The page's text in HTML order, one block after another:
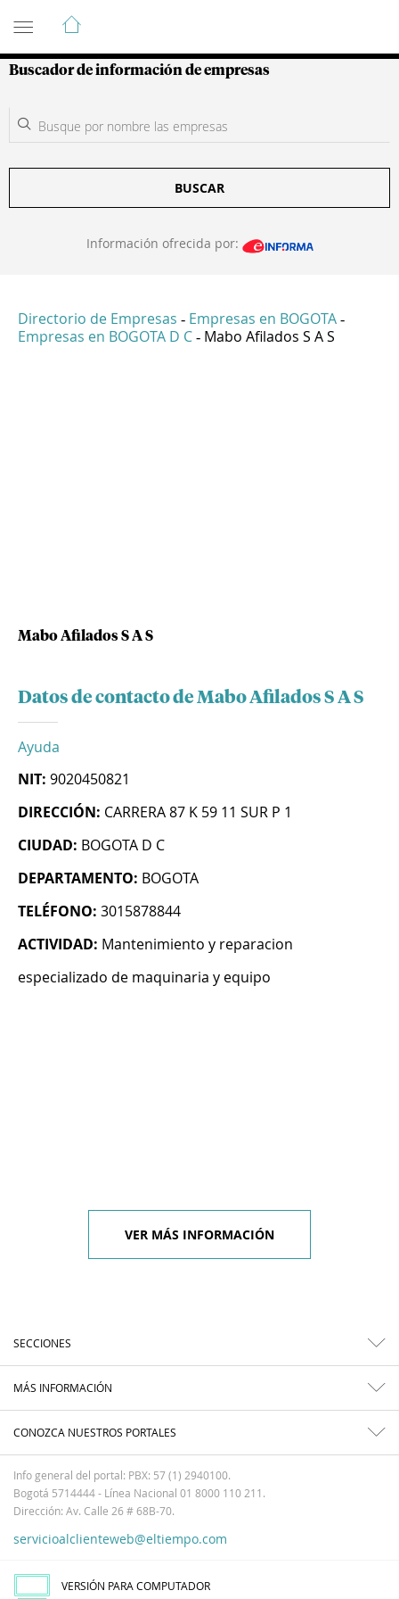
Guía de Empresas Colombianas
Buscador de información de empresas
BUSCAR
Información ofrecida por:
Directorio de Empresas - Empresas en BOGOTA -
Empresas en BOGOTA D C - Mabo Afilados S A S
Mabo Afilados S A S
Datos de contacto de Mabo Afilados S A S
Ayuda
NIT: 9020450821
DIRECCIÓN: CARRERA 87 K 59 11 SUR P 1
CIUDAD: BOGOTA D C
DEPARTAMENTO: BOGOTA
TELÉFONO: 3015878844
ACTIVIDAD: Mantenimiento y reparacion
especializado de maquinaria y equipo
VER MÁS INFORMACIÓN
SECCIONES
MÁS INFORMACIÓN
CONOZCA NUESTROS PORTALES
Info general del portal: PBX: 57 (1) 2940100.
Bogotá 5714444 - Línea Nacional 01 8000 110 211.
Dirección: Av. Calle 26 # 68B-70.
servicioalclienteweb@eltiempo.com
VERSIÓN PARA COMPUTADOR